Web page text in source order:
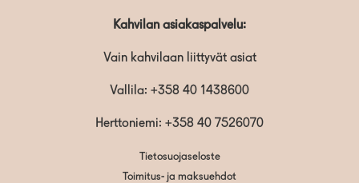
Kahvilan asiakaspalvelu:
Vain kahvilaan liittyvät asiat
Vallila: +358 40 1438600
Herttoniemi: +358 40 7526070
Tietosuojaseloste
Toimitus- ja maksuehdot